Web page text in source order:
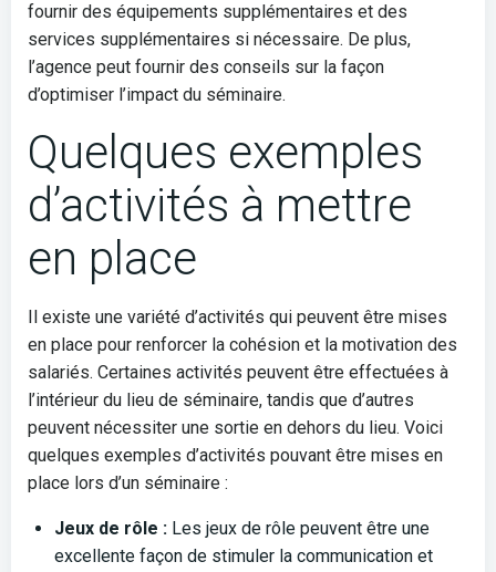
fournir des équipements supplémentaires et des
services supplémentaires si nécessaire. De plus,
l’agence peut fournir des conseils sur la façon
d’optimiser l’impact du séminaire.
Quelques exemples
d’activités à mettre
en place
Il existe une variété d’activités qui peuvent être mises
en place pour renforcer la cohésion et la motivation des
salariés. Certaines activités peuvent être effectuées à
l’intérieur du lieu de séminaire, tandis que d’autres
peuvent nécessiter une sortie en dehors du lieu. Voici
quelques exemples d’activités pouvant être mises en
place lors d’un séminaire :
Jeux de rôle : Les jeux de rôle peuvent être une
excellente façon de stimuler la communication et